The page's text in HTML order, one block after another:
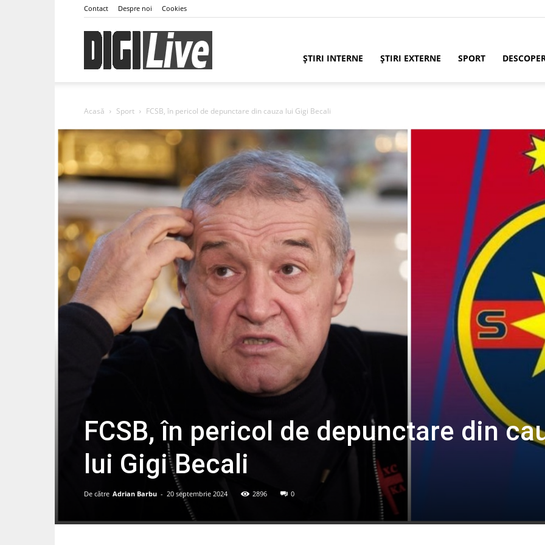
Contact Despre noi Cookies
ȘTIRI INTERNE ȘTIRI EXTERNE SPORT
Acasă Sport FCSB, în pericol de depunctare din cauza lui Gigi Becali
FCSB, în pericol de depunctare din
lui Gigi Becali
De către Adrian Barbu - 20 septembrie 2024 2896 0